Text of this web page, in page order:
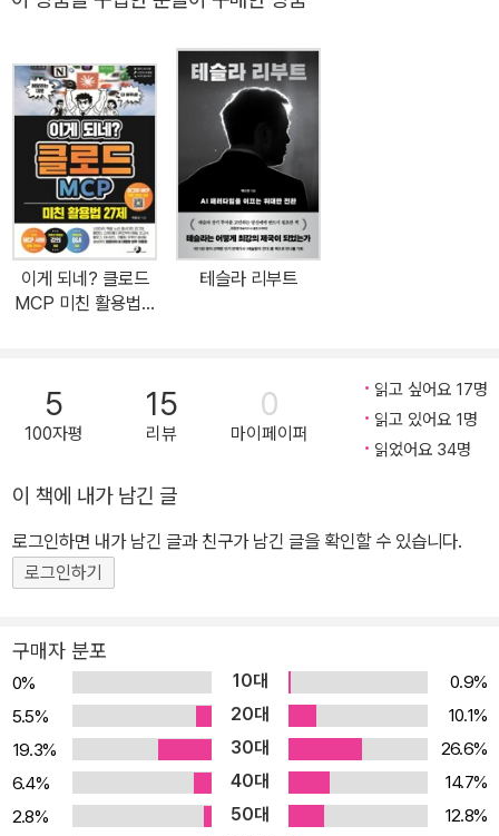
와 공장을 다니고 국내외 업계·학계·정관계 최고 전문가들을 만났다.
2011년엔 1년간 도쿄에서 연수, 일본 산업학회 자동차산업연구회 간
토關東지회 준회원으로 있으면서, 일본의 업계·학계 전문가 수백 명
을 만났다. 2015년까지 12년 동안 조선닷컴 홈페이지에 기자 카페
‘최원석의 자동차 세상’을 만들어 운영하며 일평균 최대 10만 건의 페
이지뷰를 기록하는 등 수많은 회원, 방문자들과 자동차 이야기를 공
유했다. *뉴스레터 ‘디코드’ 구독: page.stibee.com/subscription
s/80905 *저자 이메일: ws-choi@chosun.com / clotho97@
gmail.com
사기꾼을 가르는 칼날 위에 서 있던 일론 머스크. 100년 자동차 산업
에 ‘굴러들어온 돌’이던 그는 어떻게 업계 1위가 되고, 자동차뿐 아니
라, 데이터플랫폼·에너지·통신을 연결한 비즈니스 혁신가가 되었나?!
미래의 아이콘 ‘테슬라’ + 천재 사업가 ‘일론 머스크’가 주도하는 20
30 산업 패러다임 시프트! 그리고, 그에 대항하는 한국 기업들의 위
기와 기회를 최초로 분석하다! 테슬라 주가 폭등으로 세계 부자 순위
뒤집혔다! 제프 베이조스 제치고 일론 머스크 1위 2021년 1월 7일,
주요 외신들은 일제히 ‘일론 머스크 세계 부자 1위’ 소식을 전했다. 최
고 부자가 바뀐 것은 3년 3개월 만이다. 테슬라 주가는 작년만 6배 이
상 올랐고, 신년 들어서도 급등세가 지속되며 머스크의 순자산이 빠
계와 재계에 충격을 안겼다. 현재 테슬라 시총은 전세계 톱 9 총액을
모두 합친 것보다 크다. 아니러니한 것은, 매출로만 따지면 테슬라의
시장점유율은 1%가 채 되지 않는다는 것. 그럼에도 테슬라와 일론 머
시장은 테슬라의 미래가치와 성장성에 주목하는 걸까? 이는 당장의
매출 숫자보다 미래가치에 대한 기대가 중요하다는 반증이다. 괴짜
천재의 비전에 돈이 모이고 인재가 모인다 오늘날은 숫자로 보이는
인 비전과 구체적인 실행계획이 담긴 ‘파이낸셜 스토리와 공감’이 중
요해진 시대다. 이 같은 변화를 가장 극명하게 보여주는 사례가 바로
테슬라다. 이 기업의 가치는 당장의 재무적 성과만으로는 설명할 수
없다. CEO인 일론 머스크의 비전으로 기업가치가 올라가고, 그렇게
높아진 가치를 기반으로 테슬라는 비전에 더 가까이 가고 있다. “투자
자들은 종교처럼 테슬라와 일론 머스크를 숭배한다. 아마존을 사용한
다고 베이조스를 숭배하지는 않는데, 머스크는 이들에게 각별한 의미
이게 되네? 클로드
MCP 미친 활용법 2
테슬라 리부트
5
100자평
15
리뷰
0
마이페이퍼
읽고 싶어요 17명
읽고 있어요 1명
읽었어요 34명
이 책에 내가 남긴 글
로그인하면 내가 남긴 글과 친구가 남긴 글을 확인할 수 있습니다.
로그인하기
구매자 분포
0% 10대
0.9%
5.5%
20대
10.1%
19.3%
30대
26.6%
6.4%
40대
14.7%
2.8%
50대
12.8%